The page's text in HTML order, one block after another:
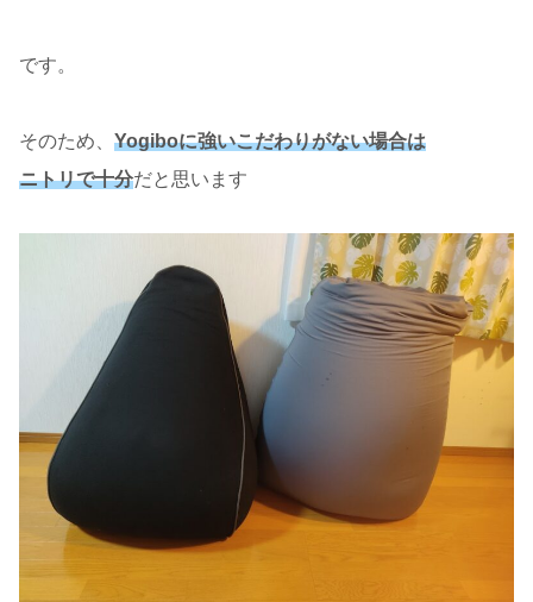
です。
そのため、 Yogiboに強いこだわりがない場合は
ニトリで十分だと思います